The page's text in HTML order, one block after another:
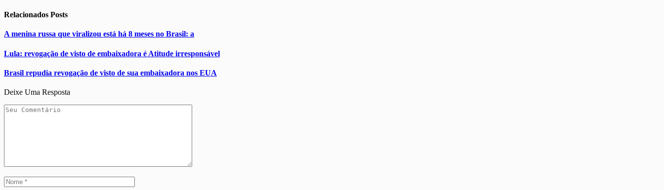
Relacionados Posts
A menina russa que viralizou está há 8 meses no Brasil: a
Lula: revogação de visto de embaixadora é Atitude irresponsável
Brasil repudia revogação de visto de sua embaixadora nos EUA
Deixe Uma Resposta